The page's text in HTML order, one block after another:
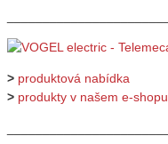
> produktová nabídka
> produkty v našem e-shopu